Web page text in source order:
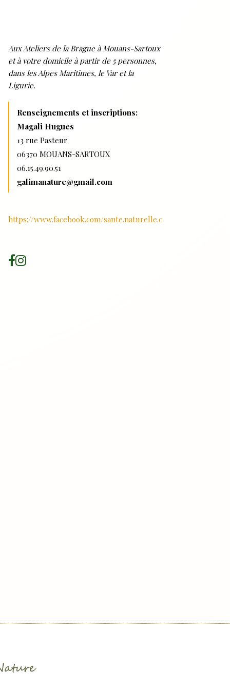
Aux Ateliers de la Brague à Mouans-Sartoux
et à votre domicile à partir de 5 personnes,
dans les Alpes Maritimes, le Var et la
Ligurie.
Renseignements et inscriptions:
Magali Hugues
13 rue Pasteur
06370 MOUANS-SARTOUX
06.15.49.90.51
galimanature@gmail.com
https://www.facebook.com/sante.naturelle.06